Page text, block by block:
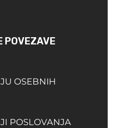
POVEZAVE
OSEBNIH
POSLOVANJA